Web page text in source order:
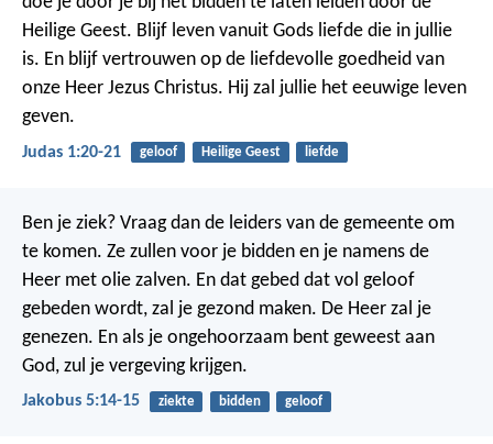
Heilige Geest. Blijf leven vanuit Gods liefde die in jullie
is. En blijf vertrouwen op de liefdevolle goedheid van
onze Heer Jezus Christus. Hij zal jullie het eeuwige leven
geven.
Judas 1:20-21 geloof Heilige Geest liefde
Ben je ziek? Vraag dan de leiders van de gemeente om
te komen. Ze zullen voor je bidden en je namens de
Heer met olie zalven. En dat gebed dat vol geloof
gebeden wordt, zal je gezond maken. De Heer zal je
genezen. En als je ongehoorzaam bent geweest aan
God, zul je vergeving krijgen.
Jakobus 5:14-15 ziekte bidden geloof